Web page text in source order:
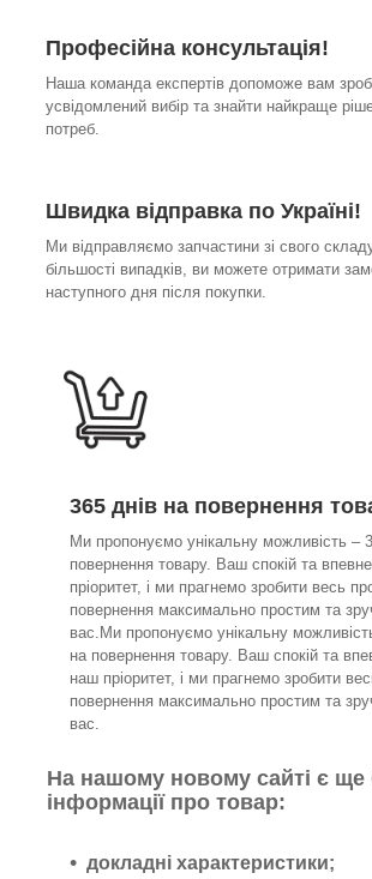
Професійна консультація!
Наша команда експертів допоможе вам
усвідомлений вибір та знайти найкраще
потреб.
Швидка відправка по Україні!
Ми відправляємо запчастини зі свого
більшості випадків, ви можете отримати
наступного дня після покупки.
365 днів на повернення
Ми пропонуємо унікальну можливість –
повернення товару. Ваш спокій та
пріоритет, і ми прагнемо зробити весь
повернення максимально простим та
вас.Ми пропонуємо унікальну
на повернення товару. Ваш спокій та
наш пріоритет, і ми прагнемо зробити
повернення максимально простим та
вас.
На нашому новому сайті є ще
інформації про товар:
докладні характеристики;